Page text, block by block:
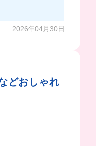
2026年04月30日
どおしゃれ